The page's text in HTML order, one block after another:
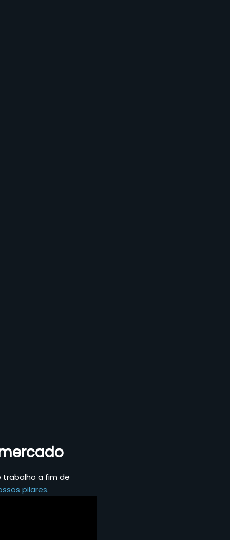
trabalho a fim de
pilares.